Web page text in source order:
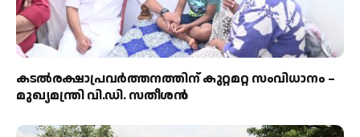
കടല്‍രക്ഷാപ്രവര്‍ത്തനത്തിന് കുറ്റമറ്റ സംവിധാനം –
മുഖ്യമന്ത്രി വി.ഡി. സതീശന്‍